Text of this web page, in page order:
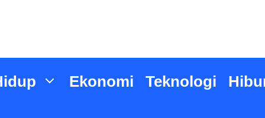
Ekonomi Teknologi